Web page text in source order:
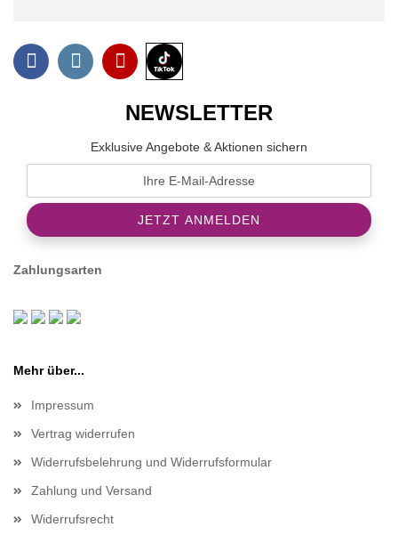
NEWSLETTER
Exklusive Angebote & Aktionen sichern
Zahlungsarten
Mehr über...
Impressum
Vertrag widerrufen
Widerrufsbelehrung und Widerrufsformular
Zahlung und Versand
Widerrufsrecht